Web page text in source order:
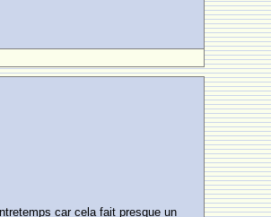
car cela fait presque un